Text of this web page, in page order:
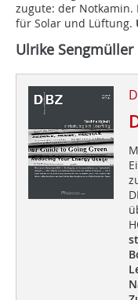
zugute: der
für Solar und Lüftung.
Ulrike Sengmüller